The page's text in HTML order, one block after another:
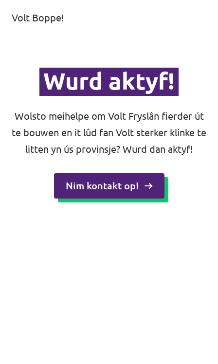
Volt Boppe!
Wurd aktyf!
Wolsto meihelpe om Volt Fryslân fierder út
te bouwen en it lûd fan Volt sterker klinke te
litten yn ús provinsje? Wurd dan aktyf!
Nim kontakt op!